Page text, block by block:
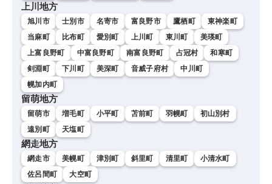
上川地方
旭川市 士別市 名寄市 富良野市 鷹栖町
東神楽町
当麻町
比布町 愛別町 上川町 東川町
美瑛町
上富良野町
中富良野町 南富良野町 占冠村
和寒町
剣淵町
下川町 美深町 音威子府村
中川町
幌加内町
留萌地方
留萌市 増毛町 小平町 苫前町 羽幌町
初山別村
遠別町
天塩町
網走地方
網走市 美幌町 津別町 斜里町 清里町
小清水町
佐呂間町
大空町